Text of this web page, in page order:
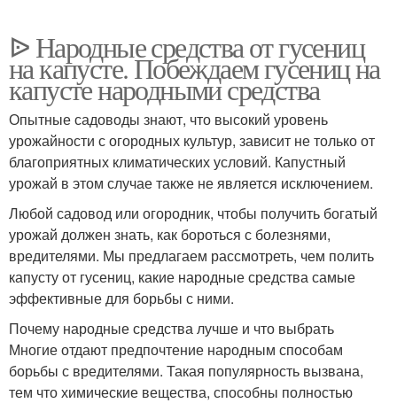
ᐉ Народные средства от гусениц
на капусте. Побеждаем гусениц на
капусте народными средства
Опытные садоводы знают, что высокий уровень
урожайности с огородных культур, зависит не только от
благоприятных климатических условий. Капустный
урожай в этом случае также не является исключением.
Любой садовод или огородник, чтобы получить богатый
урожай должен знать, как бороться с болезнями,
вредителями. Мы предлагаем рассмотреть, чем полить
капусту от гусениц, какие народные средства самые
эффективные для борьбы с ними.
Почему народные средства лучше и что выбрать
Многие отдают предпочтение народным способам
борьбы с вредителями. Такая популярность вызвана,
тем что химические вещества, способны полностью